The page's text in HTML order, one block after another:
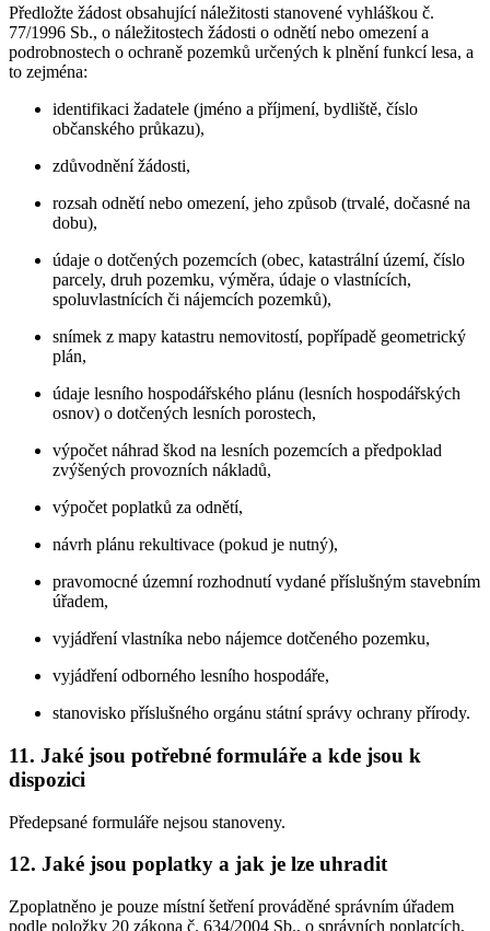
Předložte žádost obsahující náležitosti stanovené vyhláškou č.
77/1996 Sb., o náležitostech žádosti o odnětí nebo omezení a
podrobnostech o ochraně pozemků určených k plnění funkcí lesa, a
to zejména:
identifikaci žadatele (jméno a příjmení, bydliště, číslo
občanského průkazu),
zdůvodnění žádosti,
rozsah odnětí nebo omezení, jeho způsob (trvalé, dočasné na
dobu),
údaje o dotčených pozemcích (obec, katastrální území, číslo
parcely, druh pozemku, výměra, údaje o vlastnících,
spoluvlastnících či nájemcích pozemků),
snímek z mapy katastru nemovitostí, popřípadě geometrický
plán,
údaje lesního hospodářského plánu (lesních hospodářských
osnov) o dotčených lesních porostech,
výpočet náhrad škod na lesních pozemcích a předpoklad
zvýšených provozních nákladů,
výpočet poplatků za odnětí,
návrh plánu rekultivace (pokud je nutný),
pravomocné územní rozhodnutí vydané příslušným stavebním
úřadem,
vyjádření vlastníka nebo nájemce dotčeného pozemku,
vyjádření odborného lesního hospodáře,
stanovisko příslušného orgánu státní správy ochrany přírody.
11. Jaké jsou potřebné formuláře a kde jsou k
dispozici
Předepsané formuláře nejsou stanoveny.
12. Jaké jsou poplatky a jak je lze uhradit
Zpoplatněno je pouze místní šetření prováděné správním úřadem
podle položky 20 zákona č. 634/2004 Sb., o správních poplatcích,